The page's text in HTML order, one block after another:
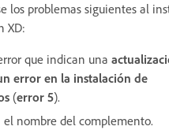
los problemas siguientes al
XD:
que indican una
error en la instalación de
(error 5).
el nombre del complemento.